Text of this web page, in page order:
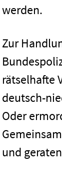
werden.
Zur
rätselhafte
deutsch-
Oder
und